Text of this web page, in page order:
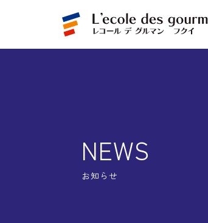
NEWS
お知らせ